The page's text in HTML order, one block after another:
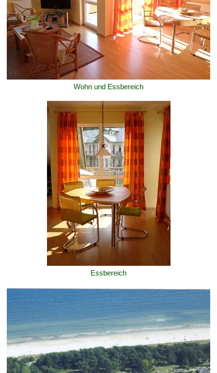
Wohn und Essbereich
Essbereich